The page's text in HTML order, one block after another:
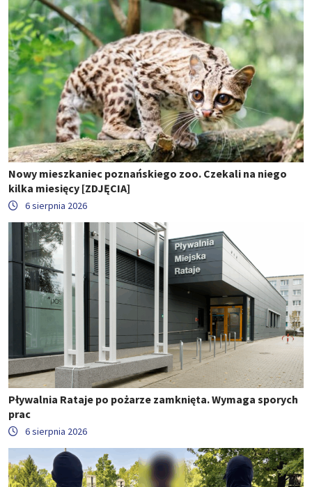
Nowy mieszkaniec poznańskiego zoo. Czekali na niego
kilka miesięcy [ZDJĘCIA]
6 sierpnia 2026
Pływalnia Rataje po pożarze zamknięta. Wymaga sporych
prac
6 sierpnia 2026